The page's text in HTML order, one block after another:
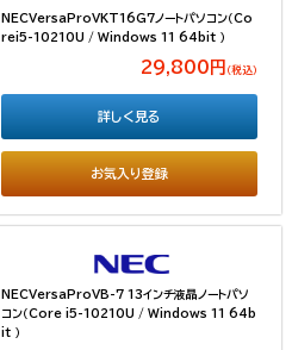
NECVersaProVKT16G7ノートパソコン（Co
rei5-10210U / Windows 11 64bit ）
29,800円 （税込）
お気入り登録
詳しく見る
NECVersaProVB-7 13インチ液晶ノートパソ
コン（Core i5-10210U / Windows 11 64b
it ）